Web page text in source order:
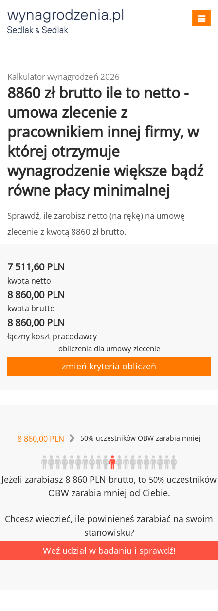
Kalkulator wynagrodzeń 2026
8860 zł brutto ile to netto -
umowa zlecenie z
pracownikiem innej firmy, w
której otrzymuje
wynagrodzenie większe bądź
równe płacy minimalnej
Sprawdź, ile zarobisz netto (na rękę) na umowę
zlecenie z kwotą 8860 zł brutto.
7 511,60 PLN
kwota netto
8 860,00 PLN
kwota brutto
8 860,00 PLN
łączny koszt pracodawcy
obliczenia dla umowy zlecenie
zmień kryteria obliczeń
8 860,00 PLN 50% uczestników OBW zarabia mniej
Jeżeli zarabiasz 8 860 PLN brutto, to 50% uczestników
OBW zarabia mniej od Ciebie.
Chcesz wiedzieć, ile powinieneś zarabiać na swoim
stanowisku?
Weź udział w badaniu i sprawdź!